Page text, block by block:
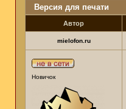
Версия для печати
Автор
mielofon.ru
Новичок